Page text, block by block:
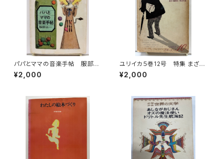
パパとママの音楽手帖 服部公
一 装幀 宇野亜喜良 カット
長新太 1966年 初版 文藝
¥2,000
ユリイカ５巻12号 特集 まざ
あ・ぐうす 絵本 谷川俊太郎訳
／和田誠絵 長谷川四郎訳／
¥2,000